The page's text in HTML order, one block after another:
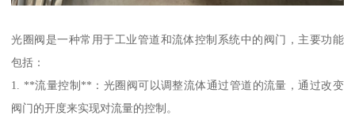
光圈阀是一种常用于工业管道和流体控制系统中的阀门，主要功能
包括：
1. **流量控制**：光圈阀可以调整流体通过管道的流量，通过改变
阀门的开度来实现对流量的控制。